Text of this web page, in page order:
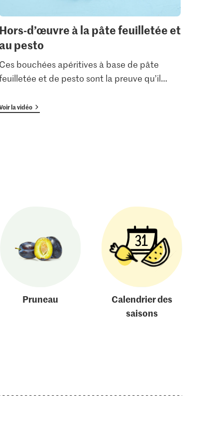
Hors-d’œuvre à la pâte feuilletée et
au pesto
Ces bouchées apéritives à base de pâte
et de pesto sont la preuve qu’il…
la vidéo
Pruneau
Calendrier des
saisons